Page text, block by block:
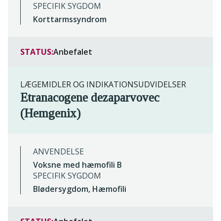
SPECIFIK SYGDOM
Korttarmssyndrom
STATUS:Anbefalet
LÆGEMIDLER OG INDIKATIONSUDVIDELSER
Etranacogene dezaparvovec
(Hemgenix)
ANVENDELSE
Voksne med hæmofili B
SPECIFIK SYGDOM
Blødersygdom, Hæmofili